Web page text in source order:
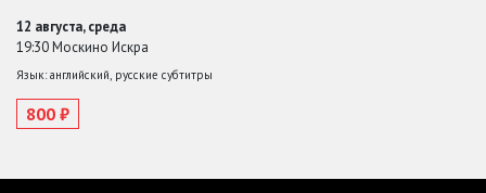
12 августа, среда
19:30 Москино Искра
Язык: английский, русские субтитры
800 ₽